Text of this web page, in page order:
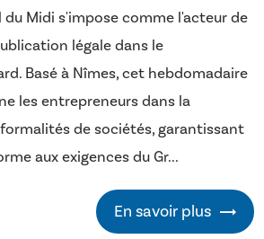
du Midi s'impose comme l'acteur de
légale dans le
Basé à Nîmes, cet hebdomadaire
les entrepreneurs dans la
de sociétés, garantissant
aux exigences du Gr...
En savoir plus